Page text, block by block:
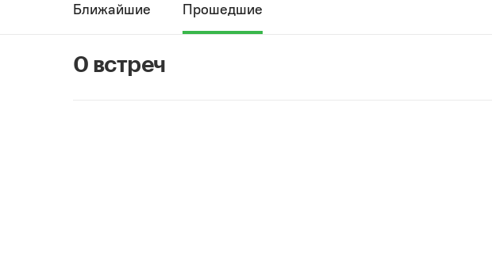
Ближайшие Прошедшие
0 встреч